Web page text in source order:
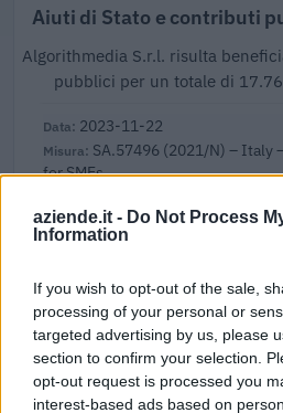
aziende.it - Do Not Process
Information
If you wish to opt-out of the sale,
processing of your personal or
targeted advertising by us, please
section to confirm your selection.
opt-out request is processed you
interest-based ads based on
Aiuti di Stato e contributi
Algorithmedia S.r.l. risulta
pubblici per un totale di
2023-11-22
SA.57496 (2021/N) – Italy
for SMEs
2.000 euro
Contributo a fondo
della decisione SA. 62668 e
SA 101076)
agenzia delle entrate
2.000 euro